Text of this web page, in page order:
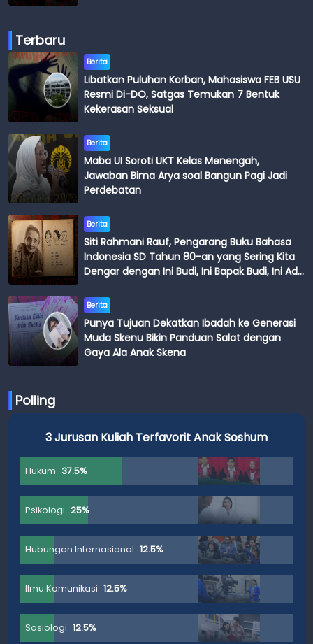
Terbaru
Berita
Libatkan Puluhan Korban, Mahasiswa FEB USU
Resmi Di-DO, Satgas Temukan 7 Bentuk
Kekerasan Seksual
Berita
Maba UI Soroti UKT Kelas Menengah,
Jawaban Bima Arya soal Bangun Pagi Jadi
Perdebatan
Berita
Siti Rahmani Rauf, Pengarang Buku Bahasa
Indonesia SD Tahun 80-an yang Sering Kita
Dengar dengan Ini Budi, Ini Bapak Budi, Ini Adik
Berita
Punya Tujuan Dekatkan Ibadah ke Generasi
Muda Skenu Bikin Panduan Salat dengan
Gaya Ala Anak Skena
Polling
3 Jurusan Kuliah Terfavorit Anak Soshum
Hukum 37.5%
Psikologi 25%
Hubungan Internasional 12.5%
Ilmu Komunikasi 12.5%
Sosiologi 12.5%